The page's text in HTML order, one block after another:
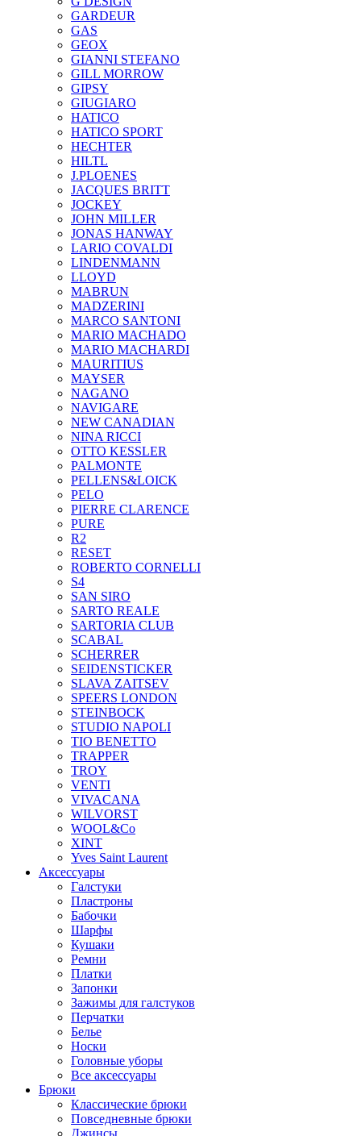
GARDEUR
GAS
GEOX
GIANNI STEFANO
GILL MORROW
GIPSY
GIUGIARO
HATICO
HATICO SPORT
HECHTER
HILTL
J.PLOENES
JAСQUES BRITT
JOCKEY
JOHN MILLER
JONAS HANWAY
LARIO COVALDI
LINDENMANN
LLOYD
MABRUN
MADZERINI
MARCO SANTONI
MARIO MACHADO
MARIO MACHARDI
MAURITIUS
MAYSER
NAGANO
NAVIGARE
NEW CANADIAN
NINA RICCI
OTTO KESSLER
PALMONTE
PELLENS&LOICK
PELO
PIERRE CLARENCE
PURE
R2
RESET
ROBERTO CORNELLI
S4
SAN SIRO
SARTO REALE
SARTORIA CLUB
SCABAL
SCHERRER
SEIDENSTICKER
SLAVA ZAITSEV
SPEERS LONDON
STEINBOCK
STUDIO NAPOLI
TIO BENETTO
TRAPPER
TROY
VENTI
VIVACANA
WILVORST
WOOL&Co
XINT
Yves Saint Laurent
Аксессуары
Галстуки
Пластроны
Бабочки
Шарфы
Кушаки
Ремни
Платки
Запонки
Зажимы для галстуков
Перчатки
Белье
Носки
Головные уборы
Все аксессуары
Брюки
Классические брюки
Повседневные брюки
Джинсы